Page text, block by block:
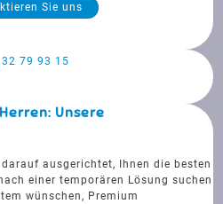
Sie uns
79 93 15
Unsere
ausgerichtet, Ihnen die besten
einer temporären Lösung suchen
wünschen, Premium